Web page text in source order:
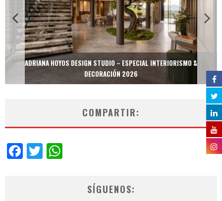
ADRIANA HOYOS DESIGN STUDIO – ESPECIAL INTERIORISMO &
DECORACIÓN 2026
COMPARTIR:
Facebook
Twitter
SÍGUENOS: